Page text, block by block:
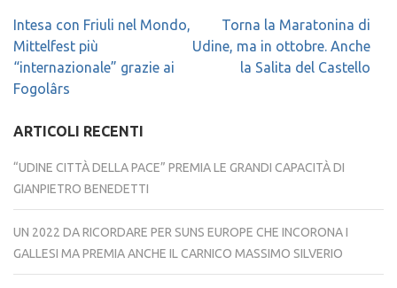
Navigazione
articoli
Intesa con Friuli nel Mondo,
Mittelfest più
“internazionale” grazie ai
Fogolârs
Torna la Maratonina di
Udine, ma in ottobre. Anche
la Salita del Castello
ARTICOLI RECENTI
“UDINE CITTÀ DELLA PACE” PREMIA LE GRANDI CAPACITÀ DI
GIANPIETRO BENEDETTI
UN 2022 DA RICORDARE PER SUNS EUROPE CHE INCORONA I
GALLESI MA PREMIA ANCHE IL CARNICO MASSIMO SILVERIO